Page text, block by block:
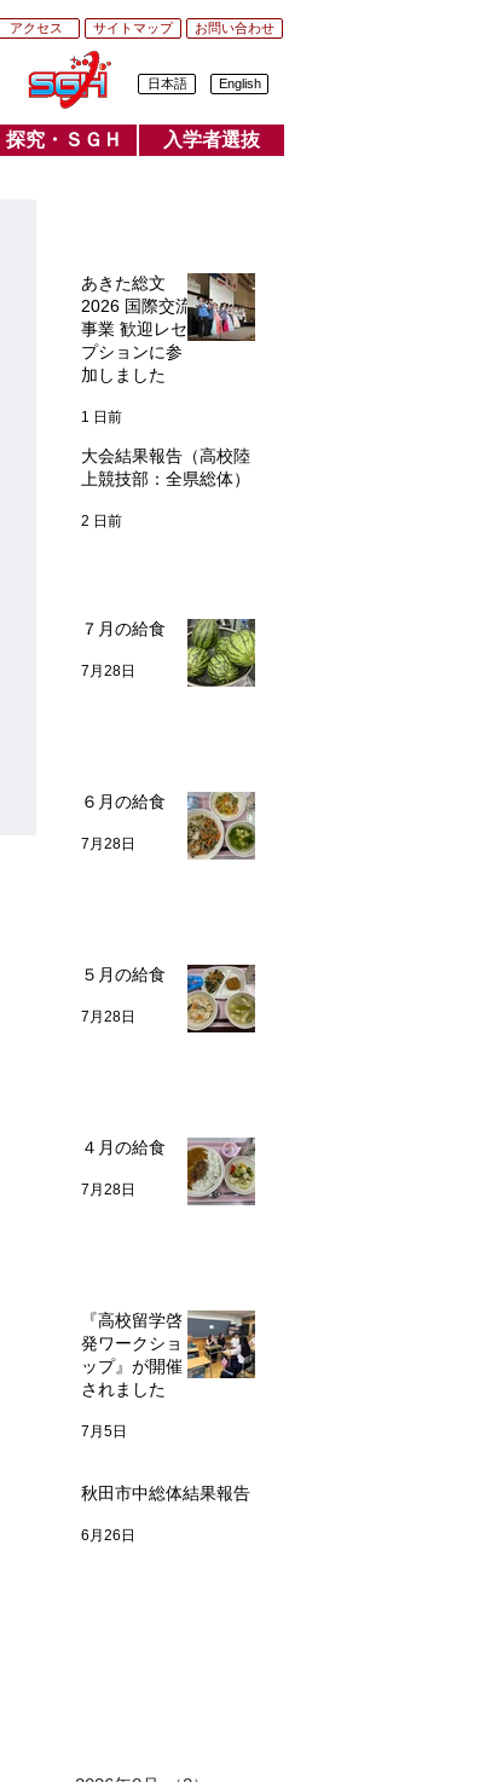
アクセス サイトマップ お問い合わせ
日本語 English
入学者選抜
探究・SGH
探究・ＳＧＨ 入学者選抜
あきた総文
2026 国際交流
事業 歓迎レセ
プションに参
加しました
1 日前
大会結果報告（高校陸
上競技部：全県総体）
2 日前
７月の給食
7月28日
６月の給食
7月28日
５月の給食
7月28日
４月の給食
7月28日
『高校留学啓
発ワークショ
ップ』が開催
されました
7月5日
秋田市中総体結果報告
6月26日